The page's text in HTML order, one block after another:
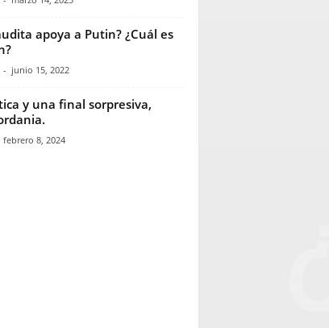
apoya a Putin? ¿Cuál es
- junio 15, 2022
y una final sorpresiva,
febrero 8, 2024